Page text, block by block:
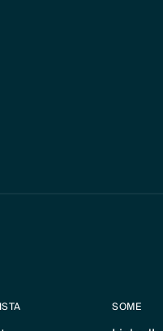
SOME